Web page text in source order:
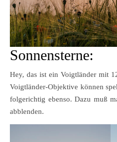
Sonnensterne:
Hey, das ist ein Voigtländer mit
Voigtländer-Objektive können
folgerichtig ebenso. Dazu muß
abblenden.